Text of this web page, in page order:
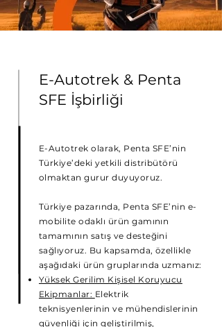
E-Autotrek & Penta
SFE İşbirliği
E-Autotrek olarak, Penta SFE’nin
Türkiye’deki yetkili distribütörü
olmaktan gurur duyuyoruz.
Türkiye pazarında, Penta SFE’nin e-
mobilite odaklı ürün gamının
tamamının satış ve desteğini
sağlıyoruz. Bu kapsamda, özellikle
aşağıdaki ürün gruplarında uzmanız:
Yüksek Gerilim Kişisel Koruyucu
Ekipmanlar: Elektrik
teknisyenlerinin ve mühendislerinin
güvenliği için geliştirilmiş,